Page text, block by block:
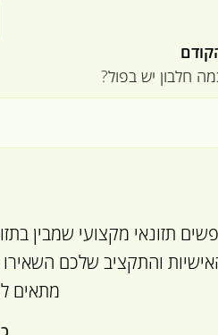
חלבון יש בפול?
תזונאי מקצועי שמבין
והתקציב שלכם
מתאים